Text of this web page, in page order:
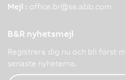
Mejl : office.br@se.abb.com
B&R nyhetsmejl
Registrera dig nu och bli först
senaste nyheterna.